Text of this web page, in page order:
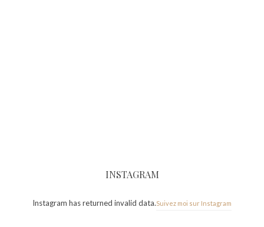
INSTAGRAM
Instagram has returned invalid data.Suivez moi sur Instagram